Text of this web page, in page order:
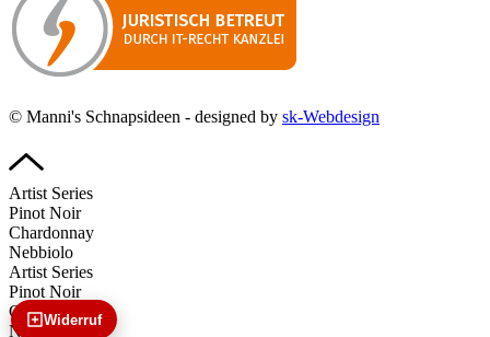
Widerruf
© Manni's Schnapsideen - designed by sk-Webdesign
Artist Series
Pinot Noir
Chardonnay
Nebbiolo
Artist Series
Pinot Noir
Chardonnay
Nebbiolo